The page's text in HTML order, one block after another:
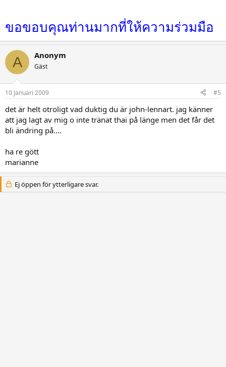
ขอขอบคุณท่านมากที่ให้ความร่วมมือ
A Anonym
Gäst
10 Januari 2009 #5
det är helt otroligt vad duktig du är john-lennart. jag känner
att jag lagt av mig o inte tränat thai på länge men det får det
bli ändring på....
ha re gött
marianne
Ej öppen för ytterligare svar.